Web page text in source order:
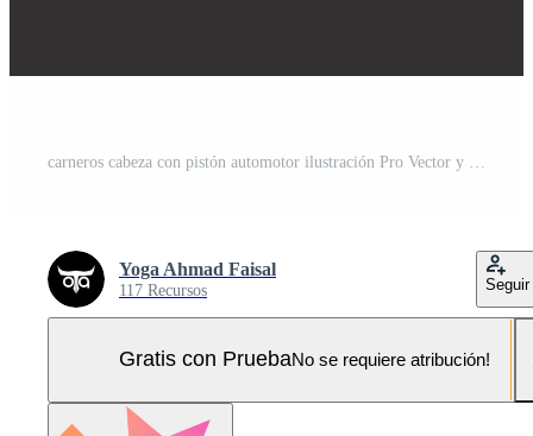
Yoga Ahmad Faisal
117 Recursos Seguir
Gratis con PruebaNo se requiere atribución!